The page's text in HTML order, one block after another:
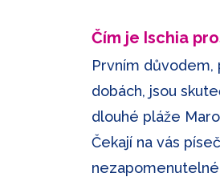
Čím je Ischia
Prvním důvodem,
dobách, jsou
dlouhé pláže
Čekají na vás